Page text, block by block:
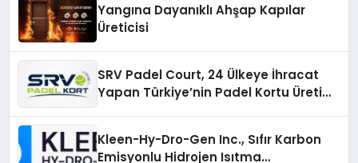
Yangına Dayanıklı Ahşap Kapılar
Üreticisi
SRV Padel Court, 24 Ülkeye İhracat
Yapan Türkiye’nin Padel Kortu Üretim
Kleen-Hy-Dro-Gen Inc., Sıfır Karbon
Emisyonlu Hidrojen Isıtma